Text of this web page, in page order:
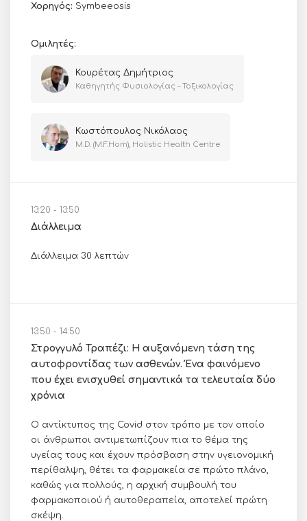
Χορηγός: Symbeeosis
Ομιλητές:
Κουρέτας Δημήτριος
Καθηγητής Φυσιολογίας – Τοξικολογίας
Κωστόπουλος Νικόλαος
M.D. (M.F.Hom), Holistic Health Centre
13:20 - 13:50
Διάλλειμα
Διάλλειμα 30 λεπτών
13:50 - 14:50
Στρογγυλό Τραπέζι: Η αυξανόμενη τάση της
αυτοφροντίδας των ασθενών. Ένα φαινόμενο
που έχει ενισχυθεί σημαντικά τα τελευταία δύο
χρόνια
Ο αντίκτυπος της Covid στον τρόπο με τον οποίο
οι άνθρωποι αντιμετωπίζουν πια το θέμα της
υγείας τους και έχουν πρόσβαση στην υγειονομική
περίθαλψη, θέτει τα φαρμακεία σε πρώτο πλάνο,
καθώς για πολλούς, η αρχική συμβουλή του
φαρμακοποιού ή αυτοθεραπεία, αποτελεί πρώτη
σκέψη.